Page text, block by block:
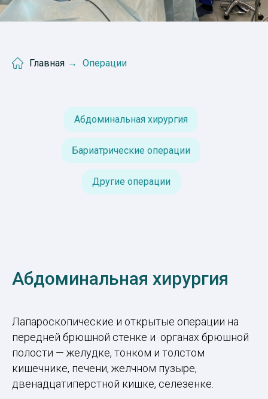
Главная → Операции
Абдоминальная хирургия
Бариатрические операции
Другие операции
Абдоминальная хирургия
Лапароскопические и открытые операции на
передней брюшной стенке и органах брюшной
полости — желудке, тонком и толстом
кишечнике, печени, желчном пузыре,
двенадцатиперстной кишке, селезенке.